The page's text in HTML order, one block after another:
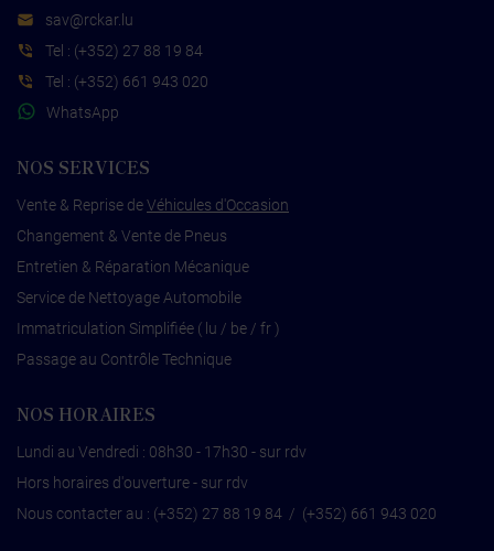
ul.rak
cr@va
s
Tel : (+352) 27 88 19 84
Tel : (+352) 661 943 020
WhatsApp
NOS SERVICES
Vente & Reprise deVéhicules d'Occasion
Changement & Vente de Pneus
Entretien & Réparation Mécanique
Service de Nettoyage Automobile
Immatriculation Simplifiée ( lu / be / fr )
Passage au Contrôle Technique
NOS HORAIRES
Lundi au Vendredi : 08h30 - 17h30 - sur rdv
Hors horaires d'ouverture - sur rdv
Nous contacter au : (+352) 27 88 19 84 / (+352) 661 943 020